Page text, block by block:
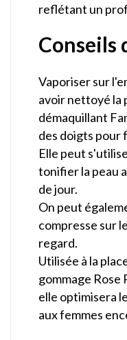
reflétant un
Vaporiser sur
avoir nettoyé la
démaquillant
des doigts pour
Elle peut
tonifier la peau
de jour.
On peut
compresse sur
regard.
Utilisée à la
gommage Rose
elle optimisera
aux femmes